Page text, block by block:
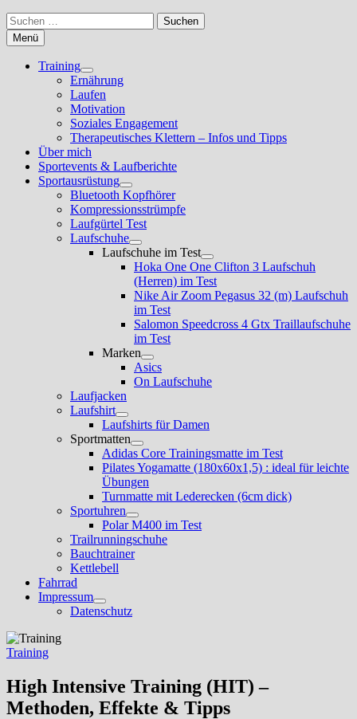
Suchen
nach:
Menü
Training
Untermenü
anzeigen
Ernährung
Laufen
Motivation
Soziales Engagement
Therapeutisches Klettern – Infos und Tipps
Über mich
Sportevents & Laufberichte
Sportausrüstung
Untermenü
anzeigen
Bluetooth Kopfhörer
Kompressionsstrümpfe
Laufgürtel Test
Laufschuhe
Untermenü
anzeigen
Laufschuhe im Test
Untermenü
anzeigen
Hoka One One Clifton 3 Laufschuh
(Herren) im Test
Nike Air Zoom Pegasus 32 (m) Laufschuh
im Test
Salomon Speedcross 4 Gtx Traillaufschuhe
im Test
Marken
Untermenü
anzeigen
Asics
On Laufschuhe
Laufjacken
Laufshirt
Untermenü
anzeigen
Laufshirts für Damen
Sportmatten
Untermenü
anzeigen
Adidas Core Trainingsmatte im Test
Pilates Yogamatte (180x60x1,5) : ideal für leichte
Übungen
Turnmatte mit Lederecken (6cm dick)
Sportuhren
Untermenü
anzeigen
Polar M400 im Test
Trailrunningschuhe
Bauchtrainer
Kettlebell
Fahrrad
Impressum
Untermenü
anzeigen
Datenschutz
Training
High Intensive Training (HIT) –
Methoden, Effekte & Tipps